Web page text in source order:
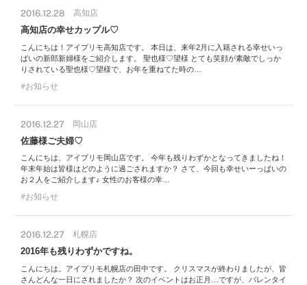
2016.12.28 高知店
高知店の幸せカップル♡
こんにちは！アイプリモ高知店です。 本日は、来年2月に入籍される幸せいっ
ぱいの新郎新婦様をご紹介します。 聖也様♡望様 とても笑顔が素敵でしっか
りされている聖也様♡望様で、お年を重ねてた時の…
お知らせ
2016.12.27 岡山店
佐藤様ご夫婦♡
こんにちは、アイプリモ岡山店です。 今年も残りわずかとなってきましたね！
年末年始は皆様はどのように過ごされますか？ さて、今回も幸せいーっぱいの
お２人をご紹介します♪ 女性のお客様の幸…
お知らせ
2016.12.27 札幌店
2016年も残りわずかですね。
こんにちは。アイプリモ札幌店の田中です。 クリスマスが終わりましたが、皆
さんどんな一日にされましたか？ 次のイベントはお正月…ですが、バレンタイ